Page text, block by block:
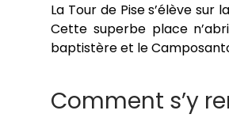
La Tour de Pise s’élève sur
Cette superbe place
baptistère et le
Comment s’y